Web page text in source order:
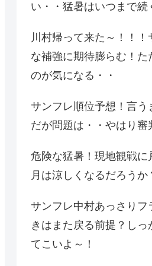
い・・猛暑はいつまで続
川村帰って来た～！！
な補強に期待膨らむ！た
のが気になる・・
サンフレ順位予想！言う
だが問題は・・やはり審
危険な猛暑！現地観戦に
月は涼しくなるだろうか
サンフレ中村あっさりフ
きはまた戻る前提？しっ
てこいよ～！